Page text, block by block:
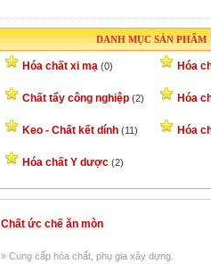
DANH MỤC SẢN PHẨM
Hóa chất xi mạ (0) Hóa
Chất tẩy công nghiệp (2) Hóa
Keo - Chất kết dính (11) Hóa
Hóa chất Y dược (2)
Chất ức chế ăn mòn
» Cung cấp hóa chất, phụ gia xây dựng.